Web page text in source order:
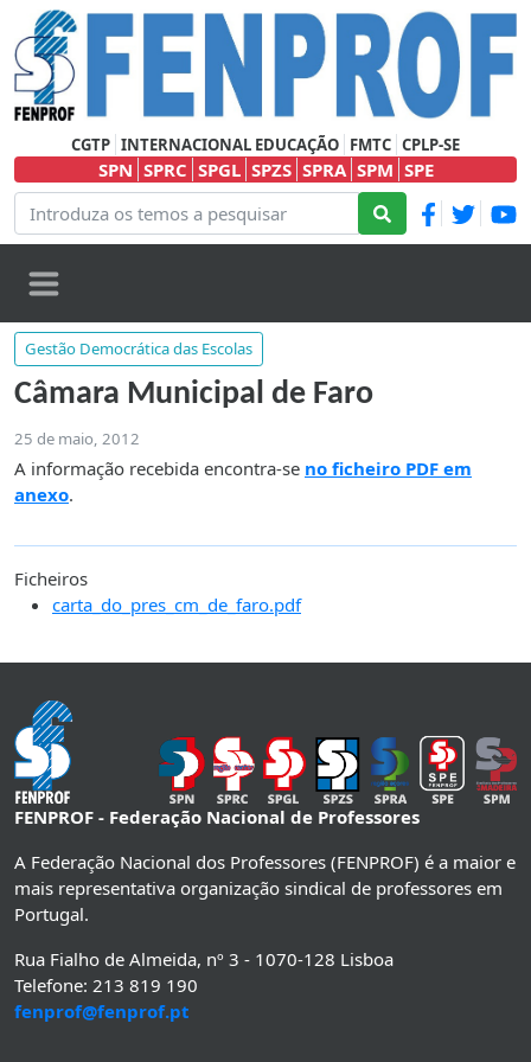
CGTP INTERNACIONAL EDUCAÇÃO FMTC CPLP-SE
SPN SPRC SPGL SPZS SPRA SPM SPE
Gestão Democrática das Escolas
Câmara Municipal de Faro
25 de maio, 2012
A informação recebida encontra-se no ficheiro PDF em
anexo.
Ficheiros
carta_do_pres_cm_de_faro.pdf
FENPROF - Federação Nacional de Professores
A Federação Nacional dos Professores (FENPROF) é a maior e
mais representativa organização sindical de professores em
Portugal.
Rua Fialho de Almeida, nº 3 - 1070-128 Lisboa
Telefone: 213 819 190
fenprof@fenprof.pt